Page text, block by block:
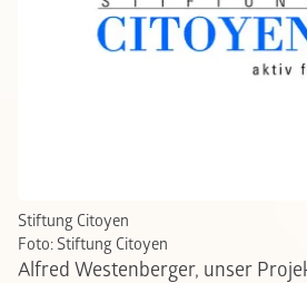
Stiftung Citoyen
Foto: Stiftung Citoyen
Alfred Westenberger, unser